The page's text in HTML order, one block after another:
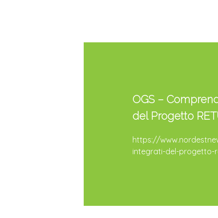
OGS –
del Progetto
https://
integrati-del-progetto-